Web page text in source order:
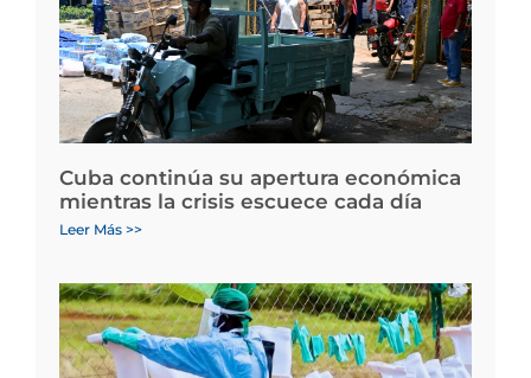
Cuba continúa su apertura económica
mientras la crisis escuece cada día
Leer Más >>